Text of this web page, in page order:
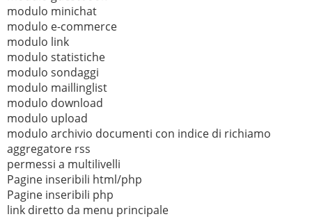
modulo minichat
modulo e-commerce
modulo link
modulo statistiche
modulo sondaggi
modulo maillinglist
modulo download
modulo upload
modulo archivio documenti con indice di richiamo
aggregatore rss
permessi a multilivelli
Pagine inseribili html/php
Pagine inseribili php
link diretto da menu principale